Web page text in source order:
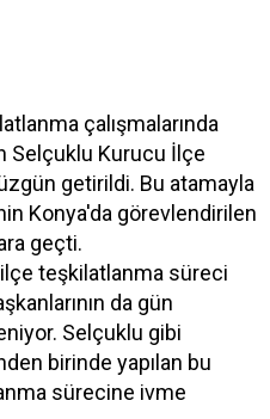
çalışmalarında
Selçuklu Kurucu İlçe
getirildi. Bu atamayla
Konya'da görevlendirilen
geçti.
teşkilatlanma süreci
da gün
Selçuklu gibi
birinde yapılan bu
sürecine ivme